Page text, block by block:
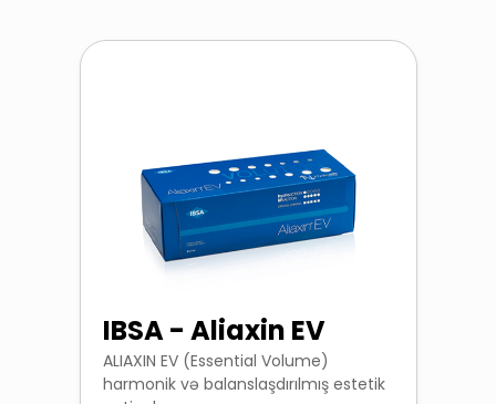
IBSA - Aliaxin EV
ALIAXIN EV (Essential Volume)
harmonik və balanslaşdırılmış estetik